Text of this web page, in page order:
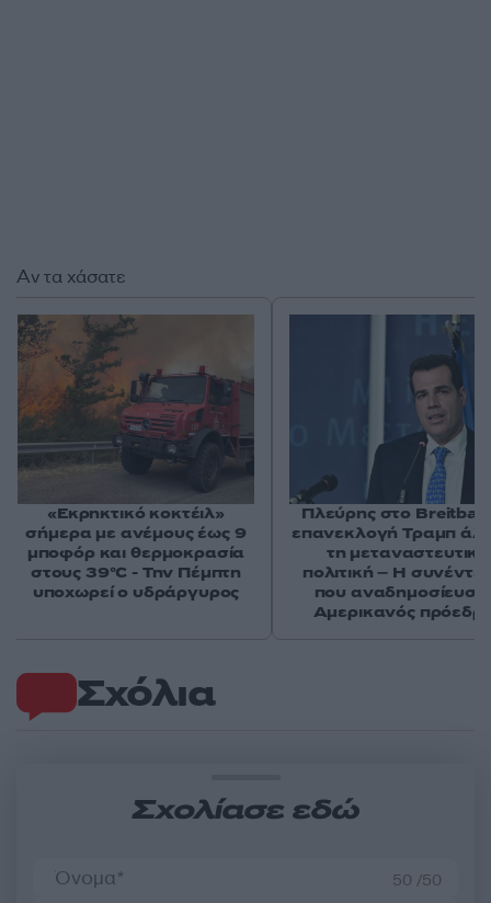
Σχόλια
Σχολίασε εδώ
50 /50
Αν τα χάσατε
«Εκρηκτικό κοκτέιλ»
σήμερα με ανέμους έως 9
μποφόρ και θερμοκρασία
στους 39°C - Την Πέμπτη
υποχωρεί ο υδράργυρος
Πλεύρης στο
επανεκλογή Τραμπ
τη μεταναστευτική
πολιτική – Η
που αναδημοσίευσε
Αμερικανός